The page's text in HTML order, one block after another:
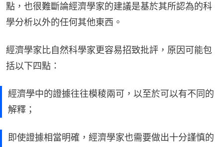
點，也很難斷論經濟學家的建議是基於其所認為的科
學分析以外的任何其他東西。
經濟學家比自然科學家更容易招致批評，原因可能包
括以下四點：
經濟學中的證據往往模稜兩可，以至於可以有不同的
解釋；
即使證據相當明確，經濟學家也需要做出十分謹慎的